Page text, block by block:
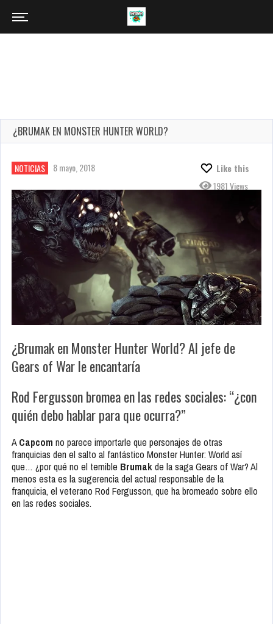
¿BRUMAK EN MONSTER HUNTER WORLD?
NOTICIAS 8 mayo, 2018
Like this
1981 Views
¿Brumak en Monster Hunter World? Al jefe de
Gears of War le encantaría
Rod Fergusson bromea en las redes sociales: “¿con
quién debo hablar para que ocurra?”
ACapcom no parece importarle que personajes de otras
franquicias den el salto al fantástico Monster Hunter: World así
que… ¿por qué no el temible Brumakde la saga Gears of War? Al
menos esta es la sugerencia del actual responsable de la
franquicia, el veterano Rod Fergusson, que ha bromeado sobre ello
en las redes sociales.